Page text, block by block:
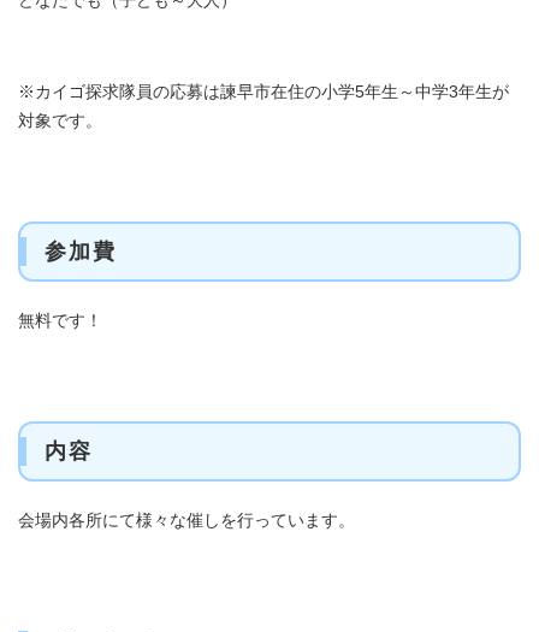
※カイゴ探求隊員の応募は諫早市在住の小学5年生～中学3年生が
対象です。
参加費
無料です！
内容
会場内各所にて様々な催しを行っています。